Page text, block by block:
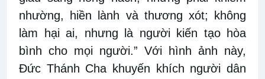
nhường, hiền lành và thương xót; không
làm hại ai, nhưng là người kiến ​​tạo hòa
bình cho mọi người.” Với hình ảnh này,
Đức Thánh Cha khuyến khích người dân